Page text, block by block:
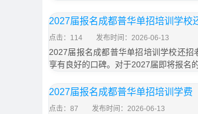
2027届报名成都普华单招培训学校
点击：114 发布时间：2026-06-13
2027届报名成都普华单招培训学校还
享有良好的口碑。对于2027届即将报名
2027届报名成都普华单招培训学费
点击：87 发布时间：2026-06-13